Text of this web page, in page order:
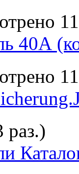
40А
раз.)